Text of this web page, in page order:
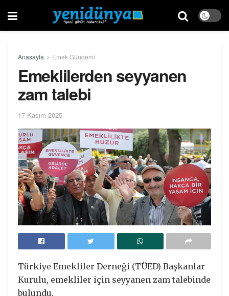
Anasayfa Emek Gündemi
Emeklilerden seyyanen
zam talebi
17 Kasım 2025
Türkiye Emekliler Derneği (TÜED) Başkanlar
Kurulu, emekliler için seyyanen zam talebinde
bulundu.